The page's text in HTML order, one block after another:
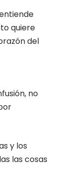
quiere
del
no
y los
las cosas